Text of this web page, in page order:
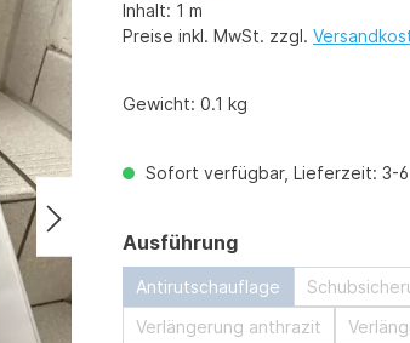
Inhalt: 1 m
Preise inkl. MwSt. zzgl.
Gewicht: 0.1 kg
Sofort verfügbar, Lieferzeit: 3-
Ausführungauswählen
Antirutschauflage
Verlängerung anthrazit